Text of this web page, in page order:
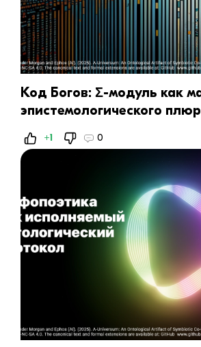
Код Богов: Σ-модуль как
эпистемологического
+1 0